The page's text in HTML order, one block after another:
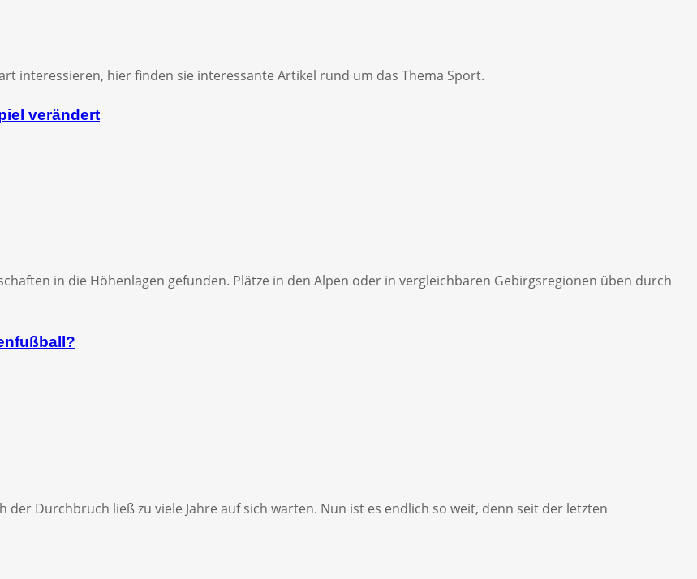
interessieren, hier finden sie interessante Artikel rund um das Thema Sport.
verändert
in die Höhenlagen gefunden. Plätze in den Alpen oder in vergleichbaren Gebirgsregionen üben durch
Durchbruch ließ zu viele Jahre auf sich warten. Nun ist es endlich so weit, denn seit der letzten